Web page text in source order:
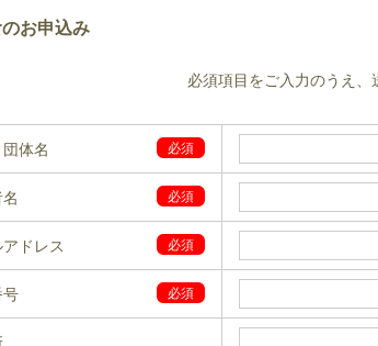
お申込み
必須項目をご入力のうえ、
体名 必須
必須
ドレス 必須
号 必須